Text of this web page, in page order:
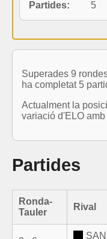
Partides:
5
Superades 9
ha completat 5
Actualment la
variació d'ELO
Partides
Ronda-
Tauler
Rival